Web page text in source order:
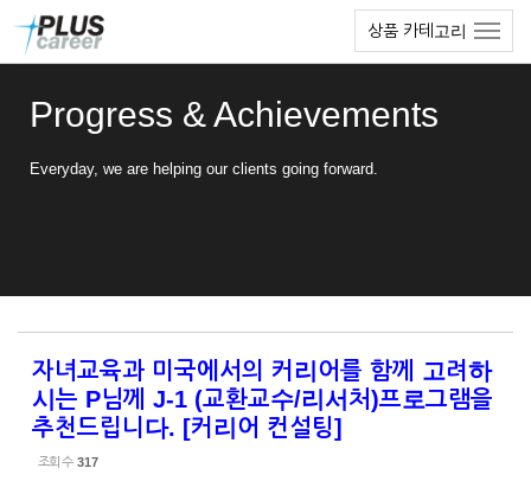
상품 카테고리
Progress & Achievements
Everyday, we are helping our clients going forward.
자녀교육과 미국에서의 커리어를 함께 고려하
시는 P님께 J-1 (교환교수/리서처)프로그램을
추천드립니다. [커리어 컨설팅]
조회 수 317